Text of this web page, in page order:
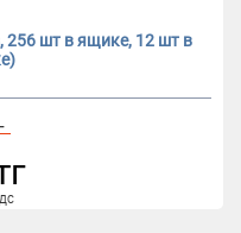
256 шт в ящике, 12 шт в